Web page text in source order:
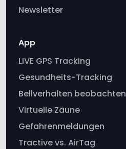
Newsletter
App
LIVE GPS Tracking
Gesundheits-Tracking
Bellverhalten beobachten
Virtuelle Zäune
Gefahrenmeldungen
Tractive vs. AirTag